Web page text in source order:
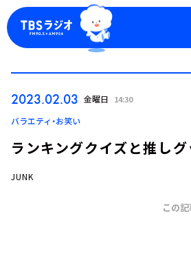
ログイン
2023.02.03 金曜日 14:30
バラエティ・お笑い
ランキングクイズと推し
JUNK
この